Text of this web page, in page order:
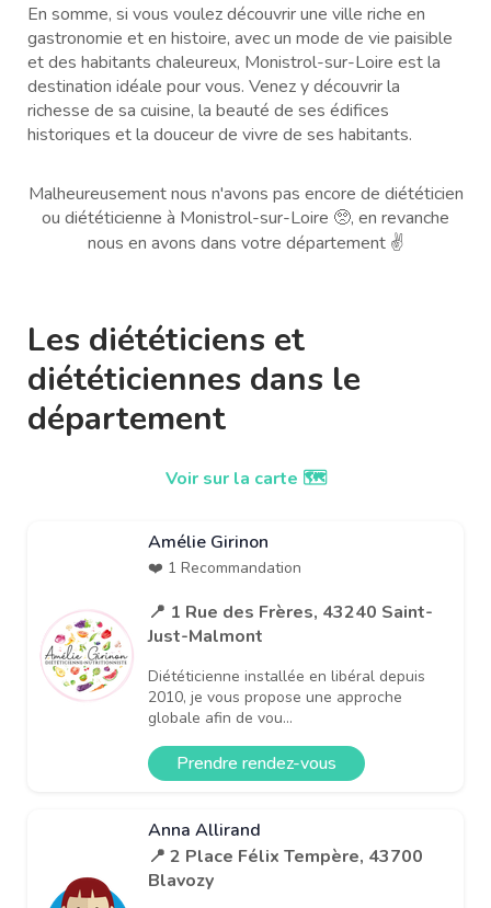
En somme, si vous voulez découvrir une ville riche en
gastronomie et en histoire, avec un mode de vie paisible
et des habitants chaleureux, Monistrol-sur-Loire est la
destination idéale pour vous. Venez y découvrir la
richesse de sa cuisine, la beauté de ses édifices
historiques et la douceur de vivre de ses habitants.
Malheureusement nous n'avons pas encore de diététicien
ou diététicienne à Monistrol-sur-Loire 🥺, en revanche
nous en avons dans votre département ✌️
Les diététiciens et
diététiciennes dans le
département
Voir sur la carte 🗺️
Amélie Girinon
❤️ 1 Recommandation
📍 1 Rue des Frères, 43240 Saint-
Just-Malmont
Diététicienne installée en libéral depuis
2010, je vous propose une approche
globale afin de vou...
Prendre rendez-vous
Anna Allirand
📍 2 Place Félix Tempère, 43700
Blavozy